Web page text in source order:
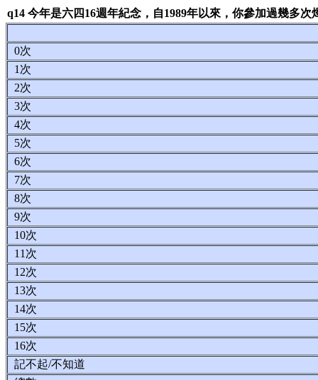
q14 今年是六四16週年紀念，自1989年以來，你參加過幾多次
0次
1次
2次
3次
4次
5次
6次
7次
8次
9次
10次
11次
12次
13次
14次
15次
16次
記不起/不知道